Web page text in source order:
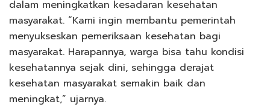
dalam meningkatkan kesadaran kesehatan
masyarakat. “Kami ingin membantu pemerintah
menyukseskan pemeriksaan kesehatan bagi
masyarakat. Harapannya, warga bisa tahu kondisi
kesehatannya sejak dini, sehingga derajat
kesehatan masyarakat semakin baik dan
meningkat,” ujarnya.